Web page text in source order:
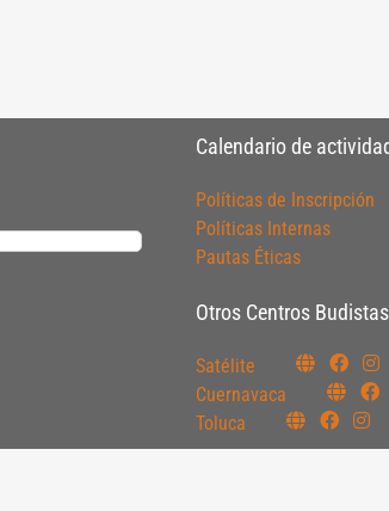
Calendario de
Políticas de Inscripción
Políticas Internas
Pautas Éticas
Otros Centros
Satélite
Cuernavaca
Toluca